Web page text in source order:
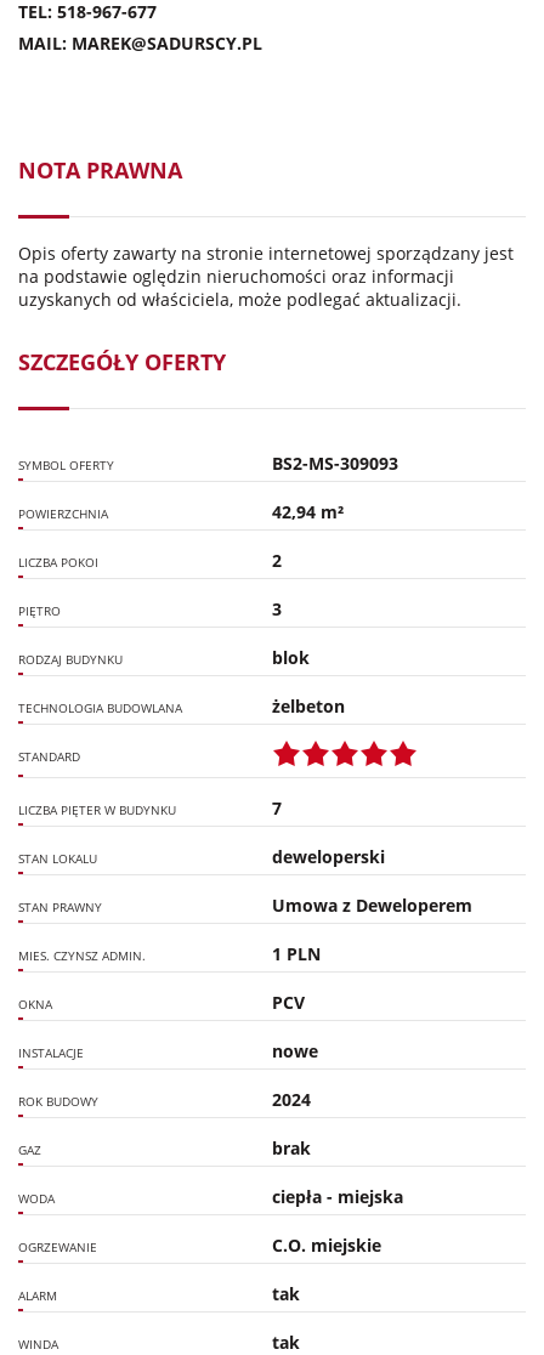
TEL: 518-967-677
MAIL: MAREK@SADURSCY.PL
NOTA PRAWNA
Opis oferty zawarty na stronie internetowej sporządzany jest
na podstawie oględzin nieruchomości oraz informacji
uzyskanych od właściciela, może podlegać aktualizacji.
SZCZEGÓŁY OFERTY
SYMBOL OFERTY BS2-MS-309093
POWIERZCHNIA 42,94 m²
LICZBA POKOI 2
PIĘTRO 3
RODZAJ BUDYNKU blok
TECHNOLOGIA BUDOWLANA żelbeton
STANDARD
LICZBA PIĘTER W BUDYNKU 7
STAN LOKALU deweloperski
STAN PRAWNY Umowa z Deweloperem
MIES. CZYNSZ ADMIN. 1 PLN
OKNA PCV
INSTALACJE nowe
ROK BUDOWY 2024
GAZ brak
WODA ciepła - miejska
OGRZEWANIE C.O. miejskie
ALARM tak
WINDA tak